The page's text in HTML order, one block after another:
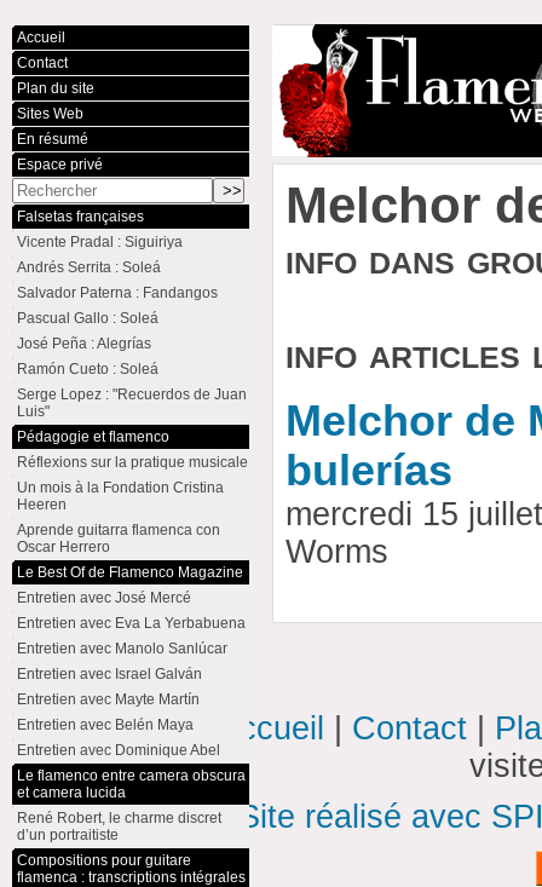
Melchor
info dans
info articles
Melchor de
bulerías
mercredi 15
Worms
Accueil
Contact
Plan du site
Sites Web
En résumé
Espace privé
Falsetas françaises
Vicente Pradal : Siguiriya
Andrés Serrita : Soleá
Salvador Paterna : Fandangos
Pascual Gallo : Soleá
José Peña : Alegrías
Ramón Cueto : Soleá
Serge Lopez : "Recuerdos de Juan
Luis"
Pédagogie et flamenco
Réflexions sur la pratique musicale
Un mois à la Fondation Cristina
Heeren
Aprende guitarra flamenca con
Oscar Herrero
Le Best Of de Flamenco Magazine
Entretien avec José Mercé
Entretien avec Eva La Yerbabuena
Entretien avec Manolo Sanlúcar
Entretien avec Israel Galván
Entretien avec Mayte Martín
Entretien avec Belén Maya
Entretien avec Dominique Abel
Le flamenco entre camera obscura
et camera lucida
René Robert, le charme discret
d’un portraitiste
Compositions pour guitare
flamenca : transcriptions intégrales
Accueil Contact
Site réalisé avec